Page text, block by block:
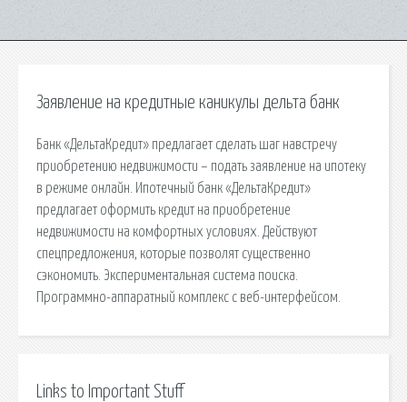
Заявление на кредитные каникулы дельта банк
Банк «ДельтаКредит» предлагает сделать шаг навстречу
приобретению недвижимости – подать заявление на ипотеку
в режиме онлайн. Ипотечный банк «ДельтаКредит»
предлагает оформить кредит на приобретение
недвижимости на комфортных условиях. Действуют
спецпредложения, которые позволят существенно
сэкономить. Экспериментальная система поиска.
Программно-аппаратный комплекс с веб-интерфейсом.
Links to Important Stuff